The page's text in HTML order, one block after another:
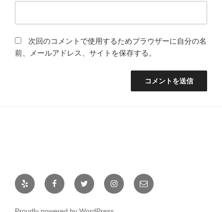
次回のコメントで使用するためブラウザーに自分の名
前、メールアドレス、サイトを保存する。
Yelp FacebookTwitter Instagramメ
ー